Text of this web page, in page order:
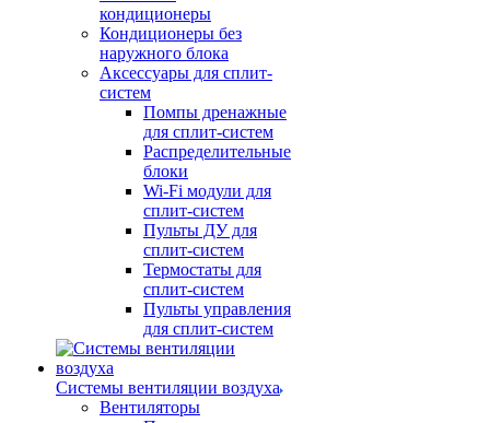
кондиционеры
Кондиционеры без
наружного блока
Аксессуары для сплит-
систем
Помпы дренажные
для сплит-систем
Распределительные
блоки
Wi-Fi модули для
сплит-систем
Пульты ДУ для
сплит-систем
Термостаты для
сплит-систем
Пульты управления
для сплит-систем
Системы вентиляции воздуха
Вентиляторы